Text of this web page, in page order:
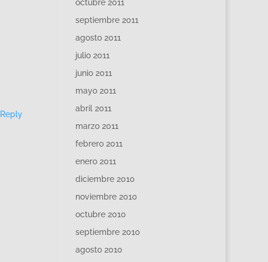
Reply
octubre 2011
septiembre 2011
agosto 2011
julio 2011
junio 2011
mayo 2011
abril 2011
marzo 2011
febrero 2011
enero 2011
diciembre 2010
noviembre 2010
octubre 2010
septiembre 2010
agosto 2010